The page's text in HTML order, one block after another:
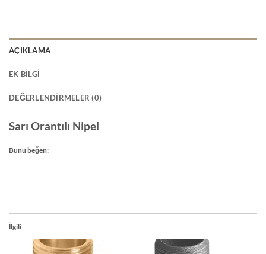
AÇIKLAMA
EK BILGI
DEĞERLENDIRMELER (0)
Sarı Orantılı Nipel
Bunu beğen:
İlgili